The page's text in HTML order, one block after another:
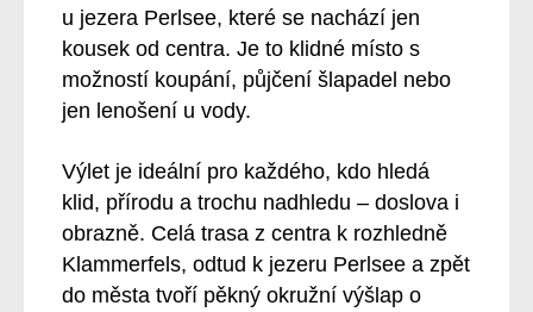
u jezera Perlsee, které se nachází jen
kousek od centra. Je to klidné místo s
možností koupání, půjčení šlapadel nebo
jen lenošení u vody.
Výlet je ideální pro každého, kdo hledá
klid, přírodu a trochu nadhledu – doslova i
obrazně. Celá trasa z centra k rozhledně
Klammerfels, odtud k jezeru Perlsee a zpět
do města tvoří pěkný okružní výšlap o